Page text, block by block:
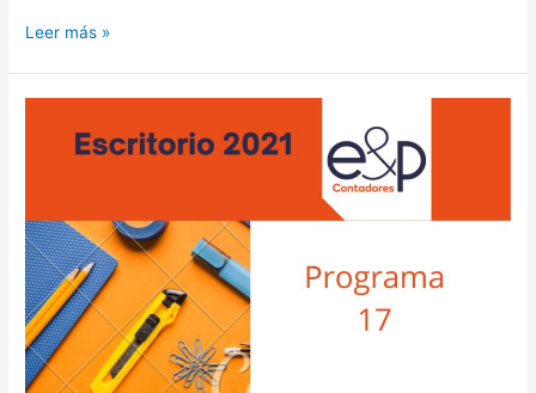
Escritorio
–
Programa
36
Leer más »